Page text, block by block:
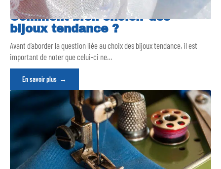
Comment bien choisir des
bijoux tendance ?
Avant d’aborder la question liée au choix des bijoux tendance, il est
important de noter que celui-ci ne…
En savoir plus